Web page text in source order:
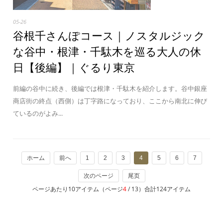
05-26
谷根千さんぽコース｜ノスタルジック
な谷中・根津・千駄木を巡る大人の休
日【後編】｜ぐるり東京
前編の谷中に続き、後編では根津・千駄木を紹介します。谷中銀座
商店街の終点（西側）は丁字路になっており、ここから南北に伸び
ているのがよみ...
ホーム 前へ 1 2 3 4 5 6 7
次のページ 尾页
ページあたり10アイテム（ページ4/ 13）合計124アイテム